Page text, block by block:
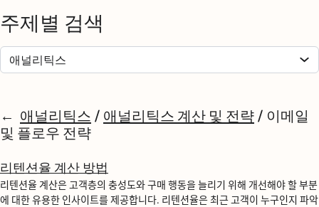
주제별 검색
애널리틱스 / 애널리틱스 계산 및 전략 / 이메일
및 플로우 전략
리텐션율 계산 방법
리텐션율 계산은 고객층의 충성도와 구매 행동을 늘리기 위해 개선해야 할 부분
에 대한 유용한 인사이트를 제공합니다. 리텐션율은 최근 고객이 누구인지 파악